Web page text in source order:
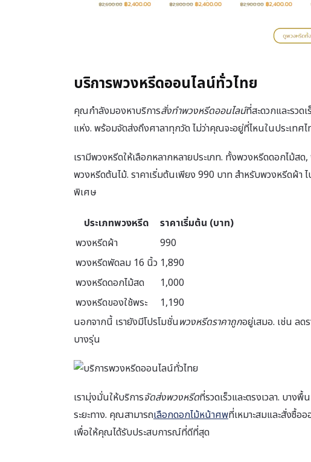
บริการพวงหรีดออนไลน์ทั่วไทย
คุณกำลังมองหาบริการสั่งทำพวงหรีดออนไลน์ที่สะดวกและรวด
แห่ง. พร้อมจัดส่งถึงศาลาทุกวัด ไม่ว่าคุณจะอยู่ที่ไหนในประเทศไ
เรามีพวงหรีดให้เลือกหลากหลายประเภท. ทั้งพวงหรีดดอกไม้
พวงหรีดต้นไม้. ราคาเริ่มต้นเพียง 990 บาท สำหรับพวงหรีดผ้
พิเศษ
ประเภทพวงหรีด
ราคาเริ่มต้น (บาท)
พวงหรีดผ้า
990
พวงหรีดพัดลม 16 นิ้ว 1,890
พวงหรีดดอกไม้สด
1,000
พวงหรีดของใช้พระ
1,190
นอกจากนี้ เรายังมีโปรโมชั่นพวงหรีดราคาถูกอยู่เสมอ. เช่น ลด
บางรุ่น
เรามุ่งมั่นให้บริการจัดส่งพวงหรีดที่รวดเร็วและตรงเวลา. บา
ระยะทาง. คุณสามารถเลือกดอกไม้หน้าศพที่เหมาะสมและสั่งซื้อ
เพื่อให้คุณได้รับประสบการณ์ที่ดีที่สุด